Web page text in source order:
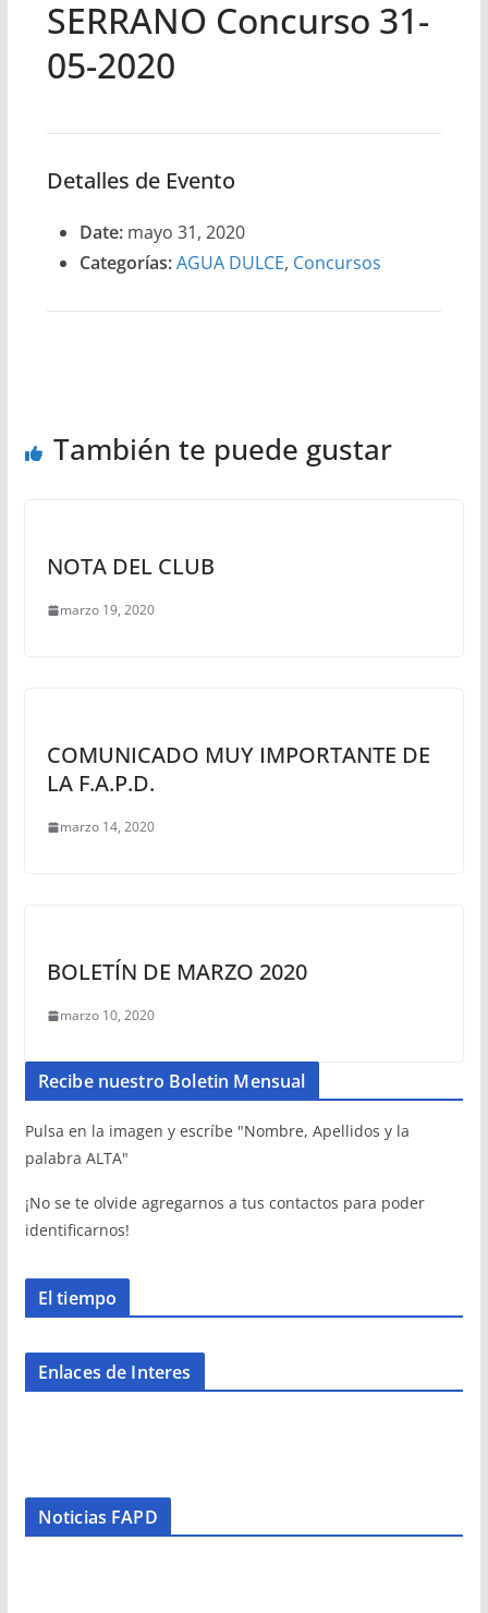
SERRANO Concurso 31-
05-2020
Detalles de Evento
Date: mayo 31, 2020
Categorías:AGUA DULCE, Concursos
También te puede gustar
NOTA DEL CLUB
marzo 19, 2020
COMUNICADO MUY IMPORTANTE DE
LA F.A.P.D.
marzo 14, 2020
BOLETÍN DE MARZO 2020
marzo 10, 2020
Recibe nuestro Boletin Mensual
Pulsa en la imagen y escríbe "Nombre, Apellidos y la
palabra ALTA"
¡No se te olvide agregarnos a tus contactos para poder
identificarnos!
El tiempo
Enlaces de Interes
Noticias FAPD